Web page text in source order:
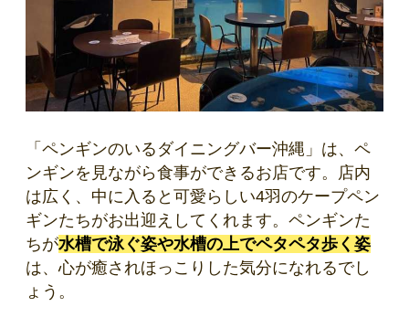
「ペンギンのいるダイニングバー沖縄」は、ペ
ンギンを見ながら食事ができるお店です。店内
は広く、中に入ると可愛らしい4羽のケープペン
ギンたちがお出迎えしてくれます。ペンギンた
ちが水槽で泳ぐ姿や水槽の上でペタペタ歩く姿
は、心が癒されほっこりした気分になれるでし
ょう。